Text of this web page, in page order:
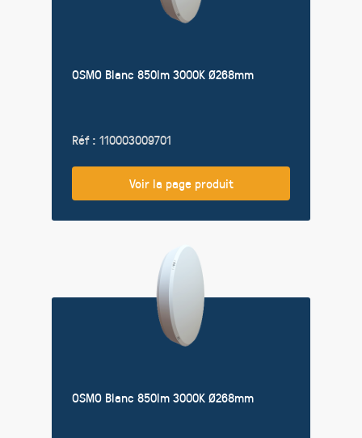
OSMO Blanc 850lm 3000K Ø268mm
Réf : 110003009701
Voir la page produit
OSMO Blanc 850lm 3000K Ø268mm